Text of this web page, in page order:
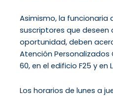
Asimismo, la funcionaria
suscriptores que
oportunidad, deben
Atención Personalizados
60, en el edificio F25 y en
Los horarios de lunes a